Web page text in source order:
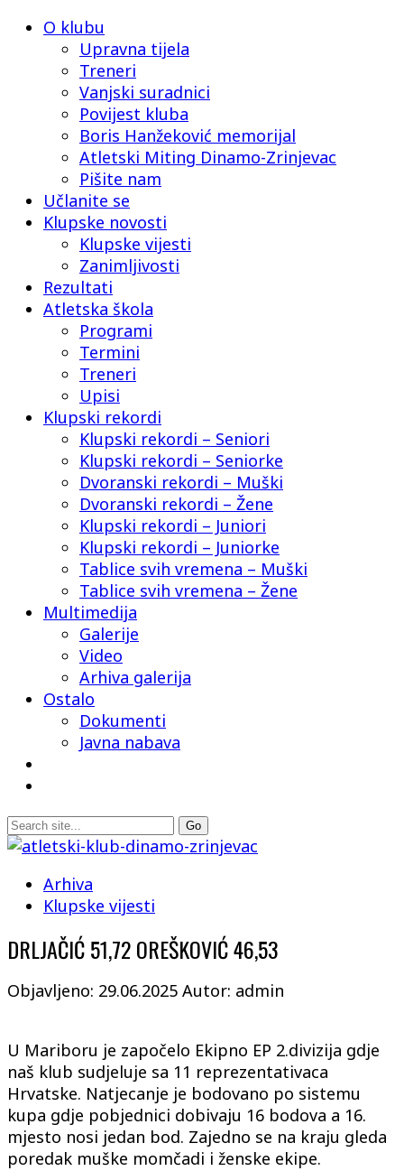
O klubu
Upravna tijela
Treneri
Vanjski suradnici
Povijest kluba
Boris Hanžeković memorijal
Atletski Miting Dinamo-Zrinjevac
Pišite nam
Učlanite se
Klupske novosti
Klupske vijesti
Zanimljivosti
Rezultati
Atletska škola
Programi
Termini
Treneri
Upisi
Klupski rekordi
Klupski rekordi – Seniori
Klupski rekordi – Seniorke
Dvoranski rekordi – Muški
Dvoranski rekordi – Žene
Klupski rekordi – Juniori
Klupski rekordi – Juniorke
Tablice svih vremena – Muški
Tablice svih vremena – Žene
Multimedija
Galerije
Video
Arhiva galerija
Ostalo
Dokumenti
Javna nabava
Arhiva
Klupske vijesti
DRLJAČIĆ 51,72 OREŠKOVIĆ 46,53
Objavljeno: 29.06.2025 Autor: admin
U Mariboru je započelo Ekipno EP 2.divizija gdje
naš klub sudjeluje sa 11 reprezentativaca
Hrvatske. Natjecanje je bodovano po sistemu
kupa gdje pobjednici dobivaju 16 bodova a 16.
mjesto nosi jedan bod. Zajedno se na kraju gleda
poredak muške momčadi i ženske ekipe.